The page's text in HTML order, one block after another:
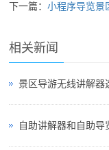
下一篇：小程序导览景
相关新闻
自助讲解器和自助导